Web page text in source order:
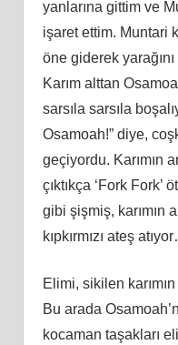
yanlarına gittim ve
işaret ettim. Muntari
öne giderek
Karım alttan
sarsıla sarsıla
Osamoah!” diye,
geçiyordu. Karımın
çıktıkça ‘Fork Fork’
gibi şişmiş, karımın
kıpkırmızı ateş
Elimi, sikilen karımın
Bu arada
kocaman taşakları